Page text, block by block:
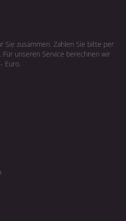
Sie zusammen. Zahlen Sie bitte per
Für unseren Service berechnen wir
Euro.